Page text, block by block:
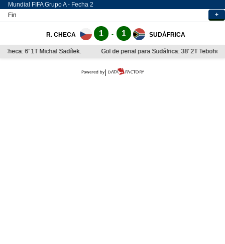
Mundial FIFA Grupo A - Fecha 2
Fin
+
R. CHECA 1 - 1 SUDÁFRICA
6' 1T Michal Sadílek. Gol de penal para Sudáfrica: 38' 2T Teboho